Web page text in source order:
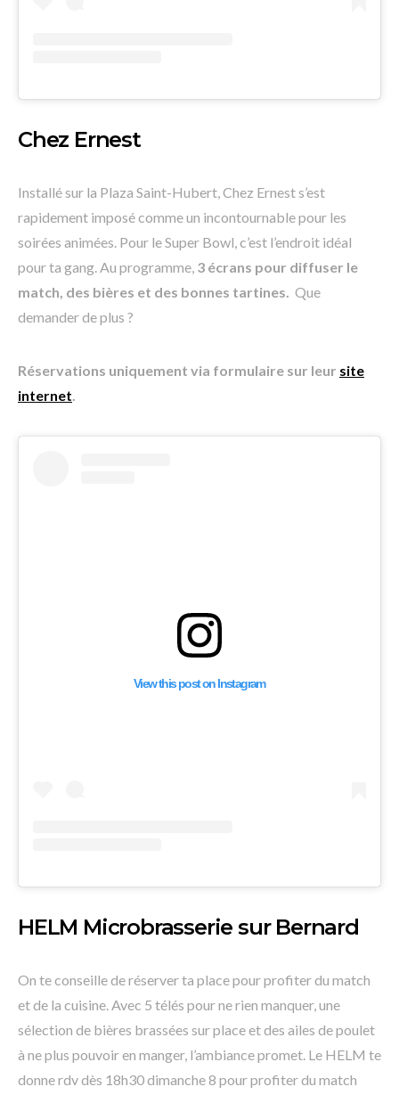
Chez Ernest
Installé sur la Plaza Saint-Hubert, Chez Ernest s’est
rapidement imposé comme un incontournable pour les
soirées animées. Pour le Super Bowl, c’est l’endroit idéal
pour ta gang. Au programme, 3 écrans pour diffuser le
match, des bières et des bonnes tartines. Que
demander de plus ?
Réservations uniquement via formulaire sur leur site
internet.
View this post on Instagram
HELM Microbrasserie sur Bernard
On te conseille de réserver ta place pour profiter du match
et de la cuisine. Avec 5 télés pour ne rien manquer, une
sélection de bières brassées sur place et des ailes de poulet
à ne plus pouvoir en manger, l’ambiance promet. Le HELM te
donne rdv dès 18h30 dimanche 8 pour profiter du match